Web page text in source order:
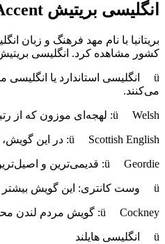
انگلیسی بریتیش
بریتانیا با نام مهد فرهنگ و زبان
کشور مشاهده کرد. انگلیسی بریتیش
می‌کنند.
ü Welsh: لهجه‌ای موزون که از رتبه بندی شغلی در اجتماع برگرفته شده است.
ü Scottish English: در این گویش، کلمات به صورت کامل تلفظ و ادا نمی‌شوند.
ü Geordie: قدیمی‌ترین و اصیل‌ترین گویش بریتانیا است که هنوز هم برخی از مردم به این گویش سخن می‌گویند.
ü وست کانتری: این گویش بیشتر در غرب بریتانیا رایج است.
ü Cockney: گویش مردم لندن محسوب می‌شود. اکثر جوانان شرق لندن به این گویش سخن می‌گویند که با نام گویش قشر کارگر نیز شناخته می‌شود.
ü انگلیسی هایلند